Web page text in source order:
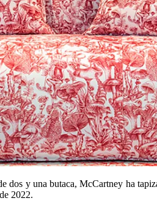
dos y una butaca, McCartney ha
2022.